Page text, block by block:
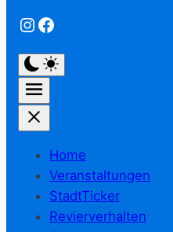
Instagram
Facebook
Home
Veranstaltungen
StadtTicker
Revierverhalten